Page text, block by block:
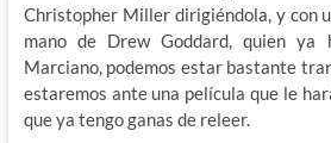
Christopher Miller dirigiéndola, y con
mano de Drew Goddard, quien
Marciano, podemos estar bastante
estaremos ante una película que le
que ya tengo ganas de releer.